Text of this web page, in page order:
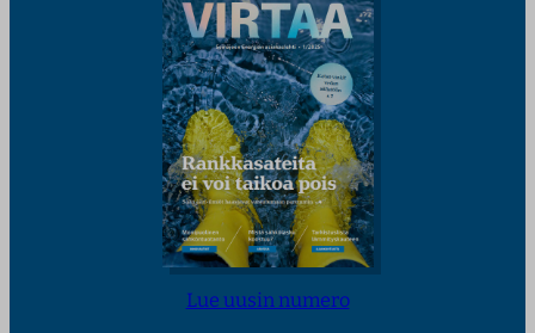
Lue uusin numero